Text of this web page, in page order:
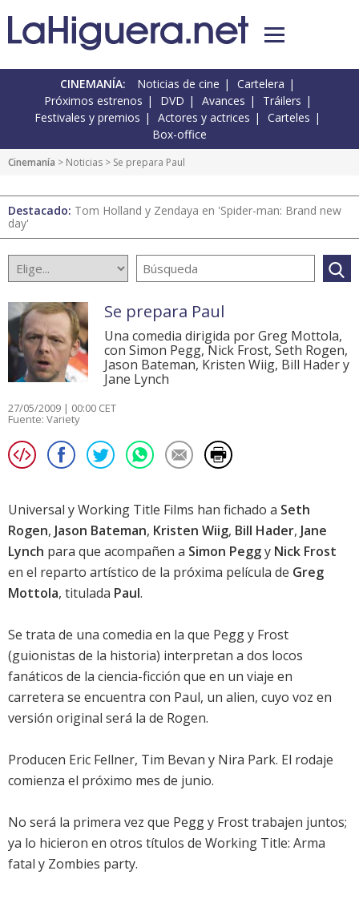
CINEMANÍA: Noticias de cine
Cartelera
Próximos estrenos
DVD Avances
Tráilers
Festivales y premios
Actores y actrices
Carteles
Box-office
Cinemanía > Noticias > Se prepara Paul
Destacado: Tom Holland y Zendaya en 'Spider-man: Brand new
day'
Se prepara Paul
Una comedia dirigida por Greg Mottola,
con Simon Pegg, Nick Frost, Seth Rogen,
Jason Bateman, Kristen Wiig, Bill Hader y
Jane Lynch
27/05/2009 | 00:00 CET
Fuente: Variety
Universal y Working Title Films han fichado a Seth
Rogen, Jason Bateman, Kristen Wiig, Bill Hader, Jane
Lynch para que acompañen a Simon Peggy Nick Frost
en el reparto artístico de la próxima película de Greg
Mottola, titulada Paul.
Se trata de una comedia en la que Peggy Frost
(guionistas de la historia) interpretan a dos locos
fanáticos de la ciencia-ficción que en un viaje en
carretera se encuentra con Paul, un alien, cuyo voz en
versión original será la de Rogen.
Producen Eric Fellner, Tim Bevan y Nira Park. El rodaje
comienza el próximo mes de junio.
No será la primera vez que Peggy Frosttrabajen juntos;
ya lo hicieron en otros títulos de Working Title: Arma
fatal y Zombies party.